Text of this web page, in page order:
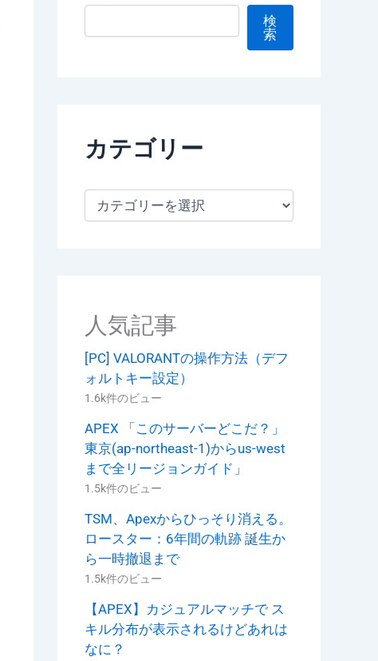
検
索
カテゴリー
人気記事
[PC] VALORANTの操作方法（デフ
ォルトキー設定）
1.6k件のビュー
APEX 「このサーバーどこだ？」
東京(ap-northeast-1)からus-west
まで全リージョンガイド」
1.5k件のビュー
TSM、Apexからひっそり消える。
ロースター：6年間の軌跡 誕生か
ら一時撤退まで
1.5k件のビュー
【APEX】カジュアルマッチで ス
キル分布が表示されるけどあれは
なに？